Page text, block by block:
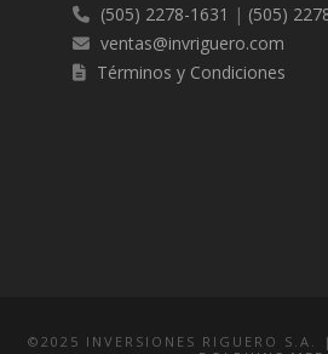
(505) 2278-1631 | (505)
ventas@invriguero.com
Términos y Condiciones
©2025 INVERSIONES RIGUERO S.A.